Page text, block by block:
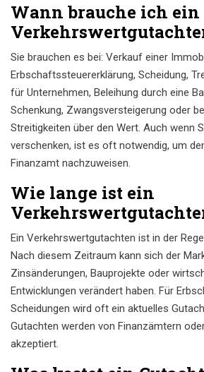
Wann brauche ich ein
Sie brauchen es bei: Verkauf einer
Erbschaftssteuererklärung, Scheidung,
für Unternehmen, Beleihung durch eine
Schenkung, Zwangsversteigerung oder
Streitigkeiten über den Wert. Auch wenn
verschenken, ist es oft notwendig, um
Finanzamt nachzuweisen.
Wie lange ist ein
Ein Verkehrswertgutachten ist in der
Nach diesem Zeitraum kann sich der
Zinsänderungen, Bauprojekte oder
Entwicklungen verändert haben. Für
Scheidungen wird oft ein aktuelles
Gutachten werden von Finanzämtern
akzeptiert.